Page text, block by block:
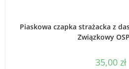
Piaskowa czapka strażacka z
Związkowy
35,00 zł